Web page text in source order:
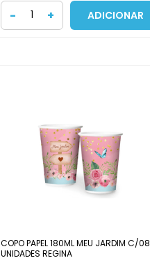
- + ADICIONAR
COPO PAPEL 180ML MEU JARDIM C/08
UNIDADES REGINA